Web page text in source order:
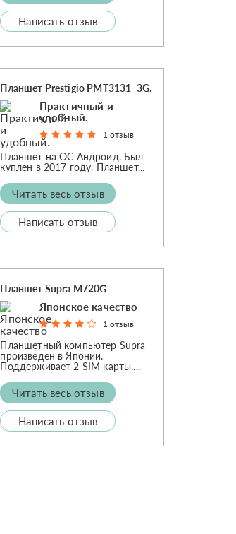
Написать отзыв
Планшет Prestigio PMT3131_3G.
Практичный и
удобный.
1 отзыв
Планшет на ОС Андроид. Был
куплен в 2017 году. Планшет...
Читать весь отзыв
Написать отзыв
Планшет Supra M720G
Японское качество
1 отзыв
Планшетный компьютер Supra
произведен в Японии.
Поддерживает 2 SIM карты....
Читать весь отзыв
Написать отзыв